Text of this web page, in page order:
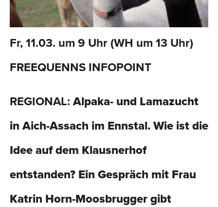
Fr, 11.03. um 9 Uhr (WH um 13 Uhr)
FREEQUENNS INFOPOINT
REGIONAL: Alpaka- und Lamazucht
in Aich-Assach im Ennstal. Wie ist die
Idee auf dem Klausnerhof
entstanden? Ein Gespräch mit Frau
Katrin Horn-Moosbrugger gibt